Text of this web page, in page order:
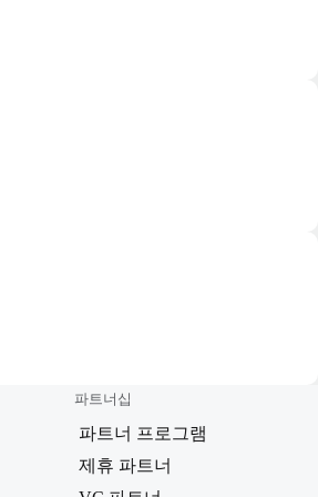
파트너십
파트너 프로그램
제휴 파트너